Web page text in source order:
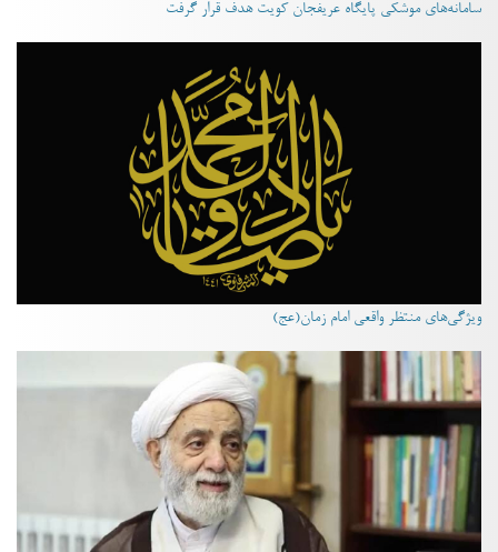
سامانه‌های موشکی پایگاه عریفجان کویت هدف قرار گرفت
ویژگی‌های منتظر واقعی امام زمان(عج)